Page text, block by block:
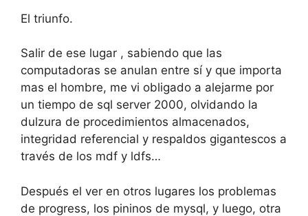
El triunfo.
Salir de ese lugar , sabiendo que las
computadoras se anulan entre sí y que importa
mas el hombre, me vi obligado a alejarme por
un tiempo de sql server 2000, olvidando la
dulzura de procedimientos almacenados,
integridad referencial y respaldos gigantescos a
través de los mdf y ldfs…
Después el ver en otros lugares los problemas
de progress, los pininos de mysql, y luego, otra